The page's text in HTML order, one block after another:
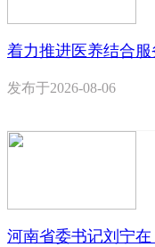
着力推进医养结合
发布于2026-08-06
河南省委书记刘宁